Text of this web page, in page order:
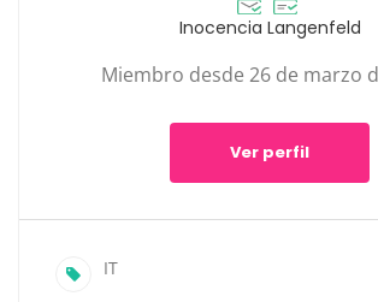
Inocencia Langenfeld
Miembro desde 26 de marzo
Ver perfil
IT